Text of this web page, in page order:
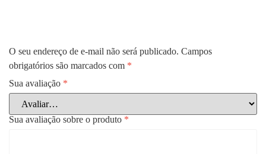
O seu endereço de e-mail não será publicado. Campos
obrigatórios são marcados com *
Sua avaliação *
Sua avaliação sobre o produto *